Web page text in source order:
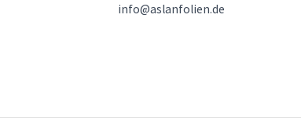
info@aslanfolien.de